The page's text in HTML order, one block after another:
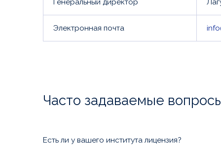
Электронная почта
Часто задаваемые
Есть ли у вашего института лицензия?